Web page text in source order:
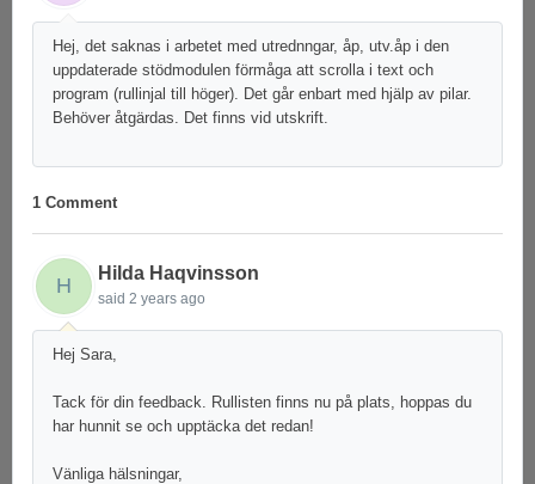
Hej, det saknas i arbetet med utrednngar, åp, utv.åp i den
uppdaterade stödmodulen förmåga att scrolla i text och
program (rullinjal till höger). Det går enbart med hjälp av pilar.
Behöver åtgärdas. Det finns vid utskrift.
1 Comment
H
Hilda Haqvinsson
said 2 years ago
Hej Sara,
Tack för din feedback. Rullisten finns nu på plats, hoppas du
har hunnit se och upptäcka det redan!
Vänliga hälsningar,